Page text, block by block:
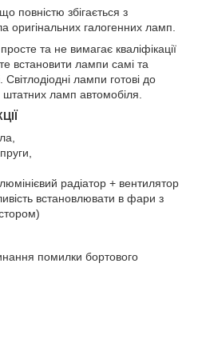
повністю збігається з
оригінальних галогенних ламп.
та не вимагає кваліфікації
встановити лампи самі та
лампи готові до
штатних ламп автомобіля.
радіатор + вентилятор
встановлювати в фари з
помилки бортового